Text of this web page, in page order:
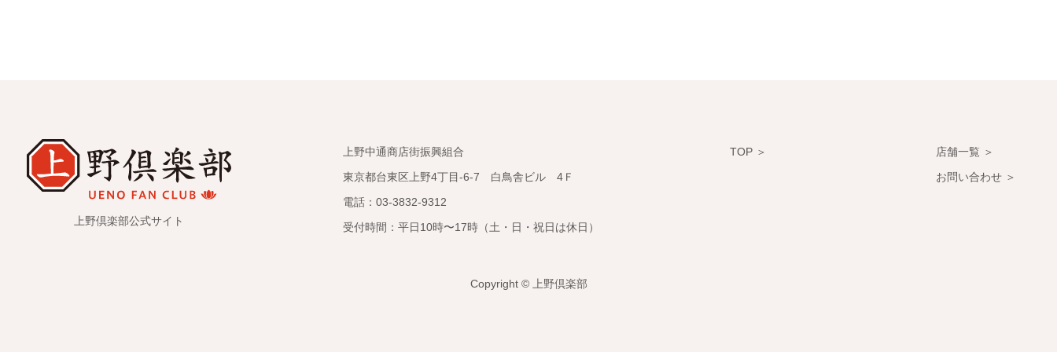
上野倶楽部公式サイト
上野中通商店街振興組合
東京都台東区上野4丁目-6-7 白鳥舎ビル 4Ｆ
電話：03-3832-9312
受付時間：平日10時〜17時（土・日・祝日は休日）
TOP ＞
店舗一覧 ＞
お問い合わせ ＞
Copyright ©️ 上野倶楽部